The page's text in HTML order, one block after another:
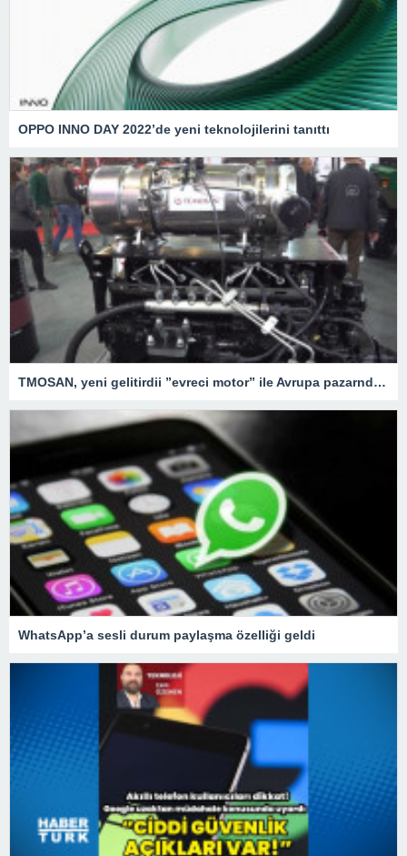
OPPO INNO DAY 2022’de yeni teknolojilerini tanıttı
TMOSAN, yeni gelitirdii ”evreci motor” ile Avrupa pazarnda hzla bymeyi hedefliyor
WhatsApp’a sesli durum paylaşma özelliği geldi